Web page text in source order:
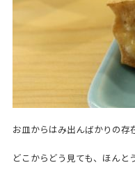
お皿からはみ出んばかりの存
どこからどう見ても、ほんと